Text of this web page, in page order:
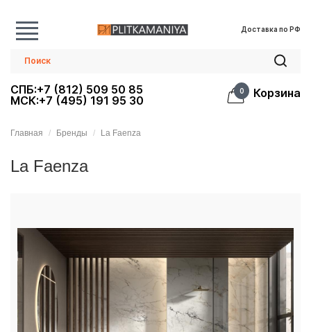
Доставка по РФ
СПБ:+7 (812) 509 50 85
МСК:+7 (495) 191 95 30
0 Корзина
Главная Бренды La Faenza
La Faenza